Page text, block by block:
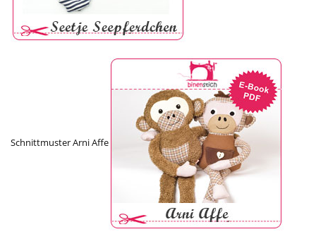
Schnittmuster Arni Affe